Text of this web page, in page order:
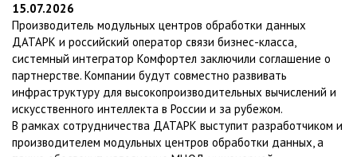
15.07.2026
Производитель модульных центров обработки данных
ДАТАРК и российский оператор связи бизнес-класса,
системный интегратор Комфортел заключили соглашение о
партнерстве. Компании будут совместно развивать
инфраструктуру для высокопроизводительных вычислений и
искусственного интеллекта в России и за рубежом.
В рамках сотрудничества ДАТАРК выступит разработчиком и
производителем модульных центров обработки данных, а